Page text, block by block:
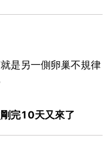
是另一側卵巢不規律
完10天又來了